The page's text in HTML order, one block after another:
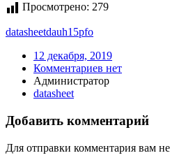
Просмотрено: 279
datasheetdauh15pfo
12 декабря, 2019
Комментариев нет
Администратор
datasheet
Добавить комментарий
Для отправки комментария вам